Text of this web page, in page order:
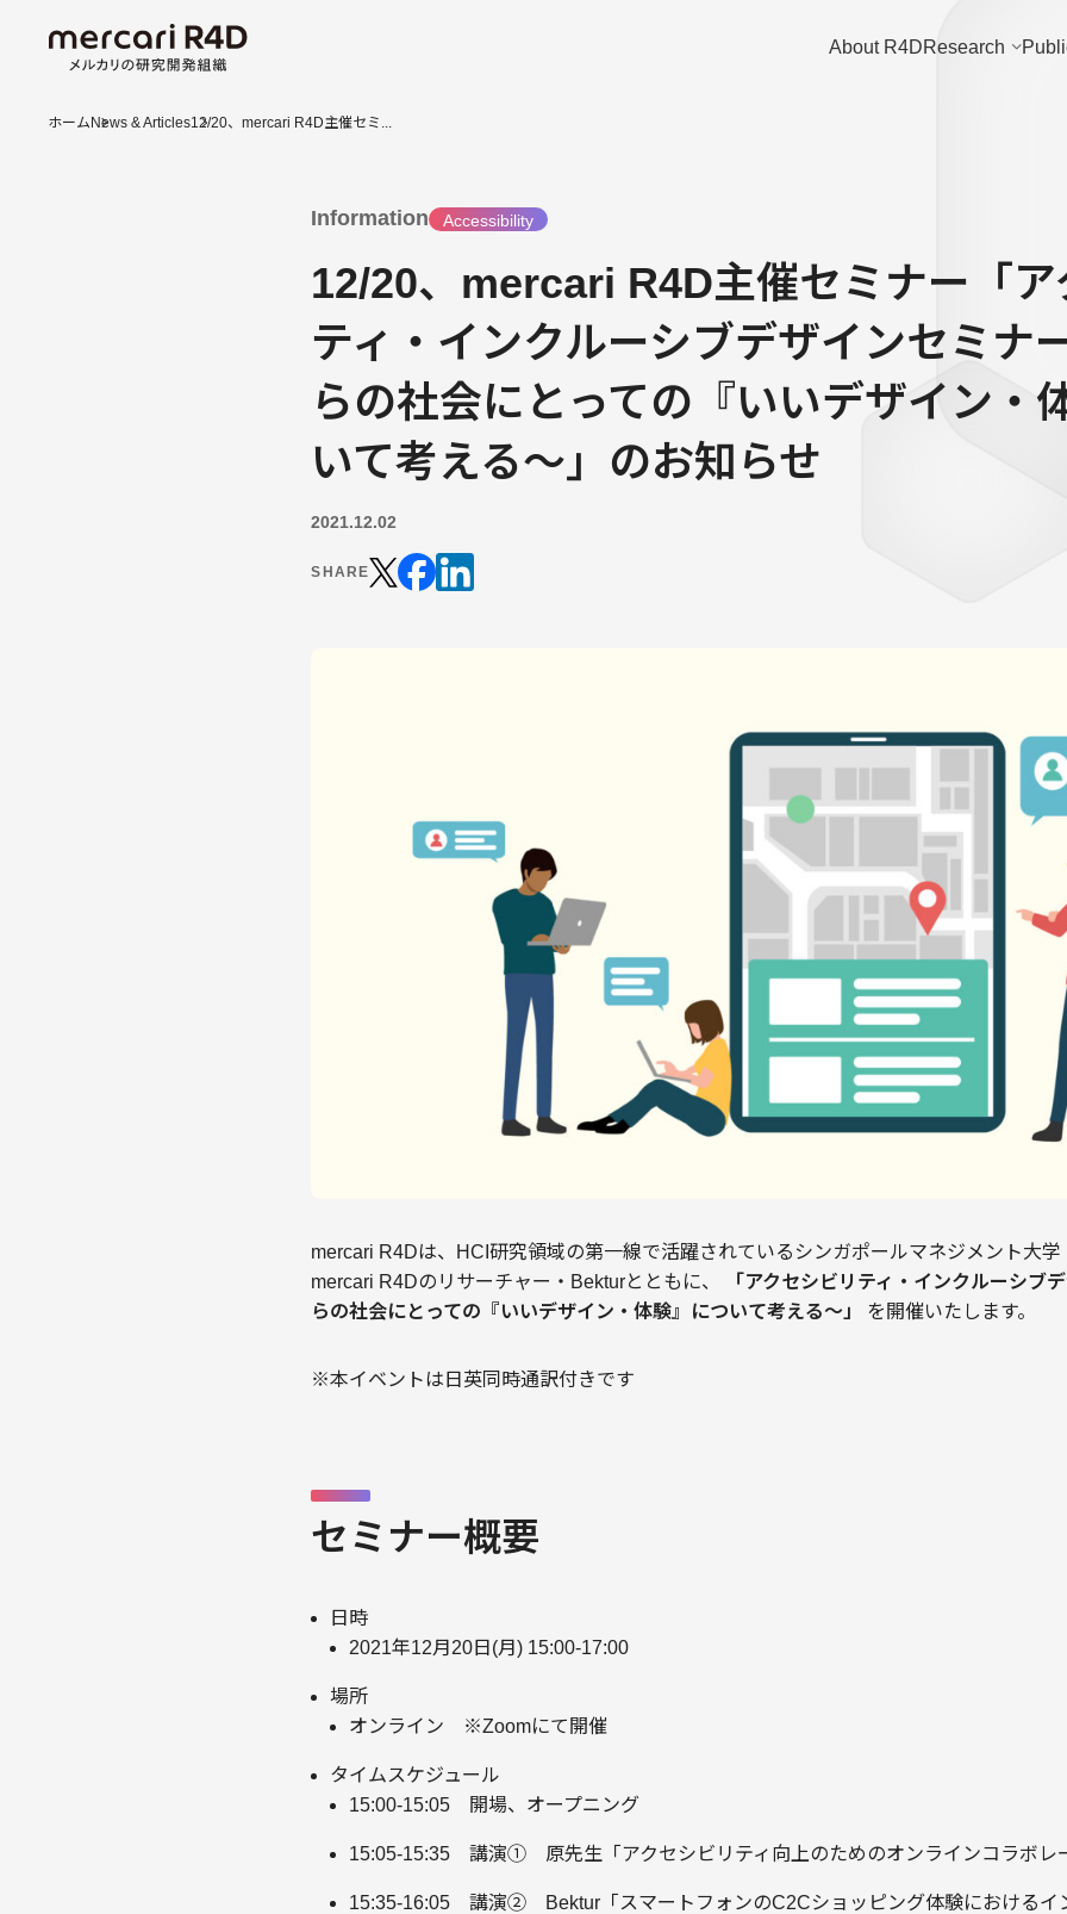
About R4DResearch
ホーム News & Articles12/20、mercari R4D主催セミ...
Information Accessibility
12/20、mercari R4D主催セミナー「ア
ティ・インクルーシブデザインセミナ
らの社会にとっての『いいデザイン・
いて考える〜」のお知らせ
2021.12.02
SHARE
mercari R4Dは、HCI研究領域の第一線で活躍されているシンガポールマネジメント大学
mercari R4Dのリサーチャー・Bekturとともに、
「アクセシビリティ・インクルーシブ
らの社会にとっての『いいデザイン・体験』について考える〜」
を開催いたします。
※本イベントは日英同時通訳付きです
セミナー概要
日時
2021年12月20日(月) 15:00-17:00
場所
オンライン ※Zoomにて開催
タイムスケジュール
15:00-15:05 開場、オープニング
15:05-15:35 講演① 原先生「アクセシビリティ向上のためのオンラインコラボレ
15:35-16:05 講演② Bektur「スマートフォンのC2Cショッピング体験におけるイ